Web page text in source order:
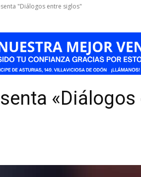
"Diálogos entre siglos"
«Diálogos